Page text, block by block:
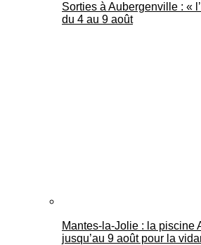
Sorties à Aubergenville : «
du 4 au 9 août
Mantes-la-Jolie : la piscine
jusqu’au 9 août pour la